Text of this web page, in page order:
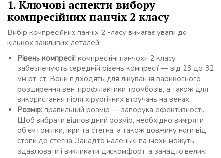
1. Ключові аспекти вибору
компресійних панчіх 2 класу
Вибір компресійних панчіх 2 класу вимагає уваги до
кількох важливих деталей:
Рівень компресії: компресійні панчохи 2 класу
забезпечують середній рівень компресії — від 23 до 32
мм рт. ст. Вони підходять для лікування варикозного
розширення вен, профілактики тромбозів, а також для
використання після хірургічних втручань на венах.
Розмір: правильний розмір — запорука ефективності.
Щоб вибрати відповідний розмір, необхідно виміряти
об’єм гомілки, ікри та стегна, а також довжину ноги від
стопи до стегна. Занадто маленькі панчохи можуть
здавлювати і викликати дискомфорт, а занадто великі